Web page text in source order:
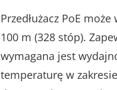
Przedłużacz PoE
100 m (328 stóp).
wymagana jest
temperaturę w